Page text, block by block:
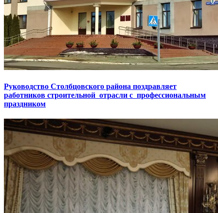
Руководство Столбцовского района поздравляет
работников строительной отрасли с профессиональным
праздником